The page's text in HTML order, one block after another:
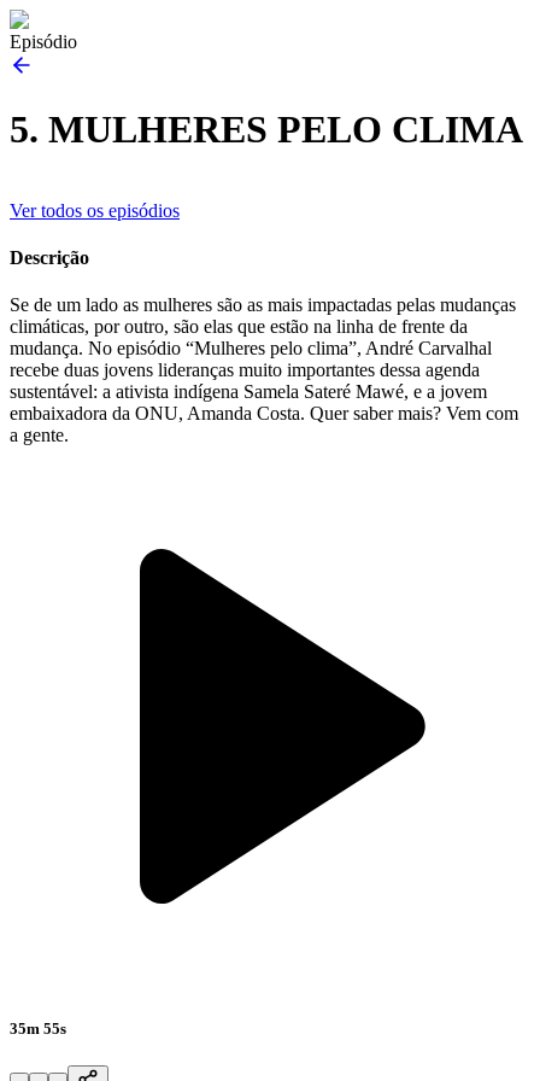
Episódio
5. MULHERES PELO CLIMA
Ver todos os episódios
Descrição
Se de um lado as mulheres são as mais impactadas pelas mudanças
climáticas, por outro, são elas que estão na linha de frente da
mudança. No episódio “Mulheres pelo clima”, André Carvalhal
recebe duas jovens lideranças muito importantes dessa agenda
sustentável: a ativista indígena Samela Sateré Mawé, e a jovem
embaixadora da ONU, Amanda Costa. Quer saber mais? Vem com
a gente.
35m 55s